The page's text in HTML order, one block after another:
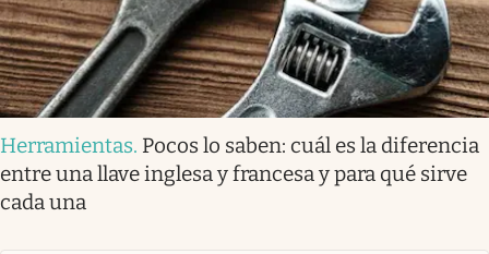
Herramientas. Pocos lo saben: cuál es la diferencia
entre una llave inglesa y francesa y para qué sirve
cada una